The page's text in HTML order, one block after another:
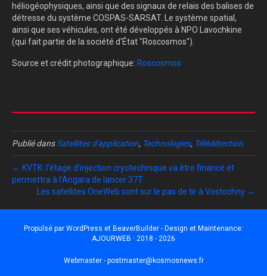
héliogéophysiques, ainsi que des signaux de relais des balises de
détresse du système COSPAS-SARSAT. Le système spatial,
ainsi que ses véhicules, ont été développés à NPO Lavochkine
(qui fait partie de la société d'État "Roscosmos").
Source et crédit photographique: Roscosmos
Publié dansSatellites d'application, Technologies, Télédétection
← KVTK: l’étage d’injection cryotechnique va être financé et
permettra à l’Angara de lancer 37T
Les satellites OneWeb sont sur le pas de tir à Vostochny →
Propulsé par WordPress et BeaverBuilder - Design et Maintenance:
AJOURWEB · 2018 - 2026
Webmaster - postmaster@kosmosnews.fr